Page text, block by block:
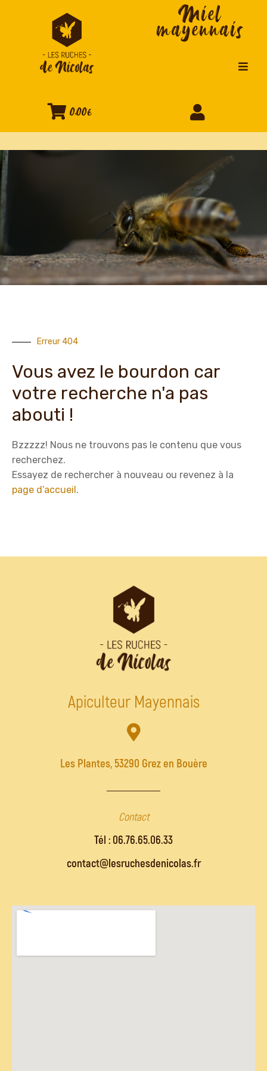
Miel
mayennais
0,00€
Erreur 404
Vous avez le bourdon car
votre recherche n'a pas
abouti !
Bzzzzz! Nous ne trouvons pas le contenu que vous
recherchez.
Essayez de rechercher à nouveau ou revenez à la
page d’accueil.
Apiculteur Mayennais
Les Plantes, 53290 Grez en Bouère
Contact
Tél : 06.76.65.06.33
contact@lesruchesdenicolas.fr​